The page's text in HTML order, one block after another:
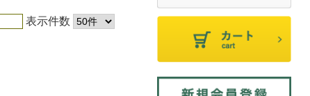
表示件数